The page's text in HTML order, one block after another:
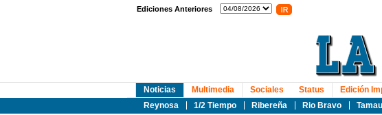
Ediciones Anteriores
Noticias
Reynosa
1/2 Tiempo Ribereña Rio Bravo
Multimedia Sociales Status Edición